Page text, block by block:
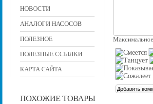
НОВОСТИ
АНАЛОГИ НАСОСОВ
ПОЛЕЗНОЕ
ПОЛЕЗНЫЕ ССЫЛКИ
КАРТА САЙТА
ПОХОЖИЕ ТОВАРЫ